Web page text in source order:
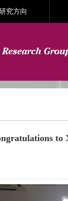
究方向
to